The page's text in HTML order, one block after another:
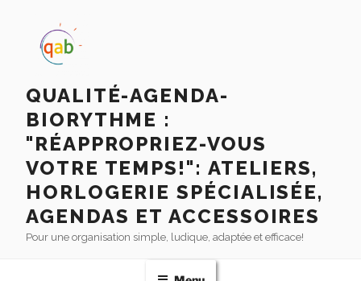
QUALITÉ-AGENDA-
BIORYTHME :
"RÉAPPROPRIEZ-VOUS
VOTRE TEMPS!": ATELIERS,
HORLOGERIE SPÉCIALISÉE,
AGENDAS ET ACCESSOIRES
Pour une organisation simple, ludique, adaptée et efficace!